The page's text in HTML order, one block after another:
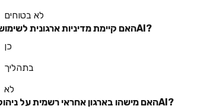
לא בטוחים
האם קיימת מדיניות ארגונית לשימוש ב־AI?
כן
בתהליך
לא
האם מישהו בארגון אחראי רשמית על ניהול ה־AI?